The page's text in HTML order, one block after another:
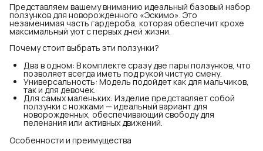
Представляем вашему вниманию идеальный базовый набор
ползунков для новорожденного «Эскимо». Это
незаменимая часть гардероба, которая обеспечит крохе
максимальный уют с первых дней жизни.
Почему стоит выбрать эти ползунки?
Два в одном: В комплекте сразу две пары ползунков, что
позволяет всегда иметь под рукой чистую смену.
Универсальность: Модель подойдет как для мальчиков,
так и для девочек.
Для самых маленьких: Изделие представляет собой
ползунки с ножками — идеальный вариант для
новорожденных, обеспечивающий свободу для
пеленания или активных движений.
Особенности и преимущества